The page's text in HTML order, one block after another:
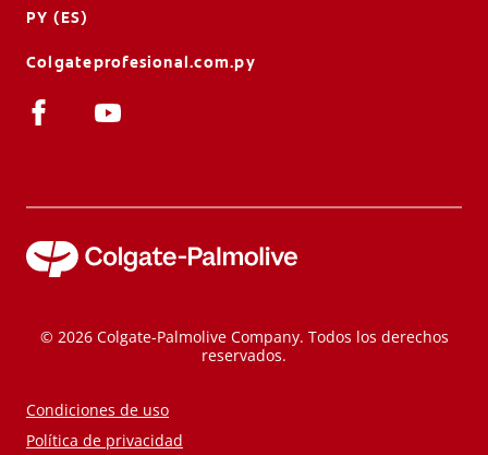
PY (ES)
Colgateprofesional.com.py
© 2026 Colgate-Palmolive Company. Todos los derechos
reservados.
Condiciones de uso
Política de privacidad